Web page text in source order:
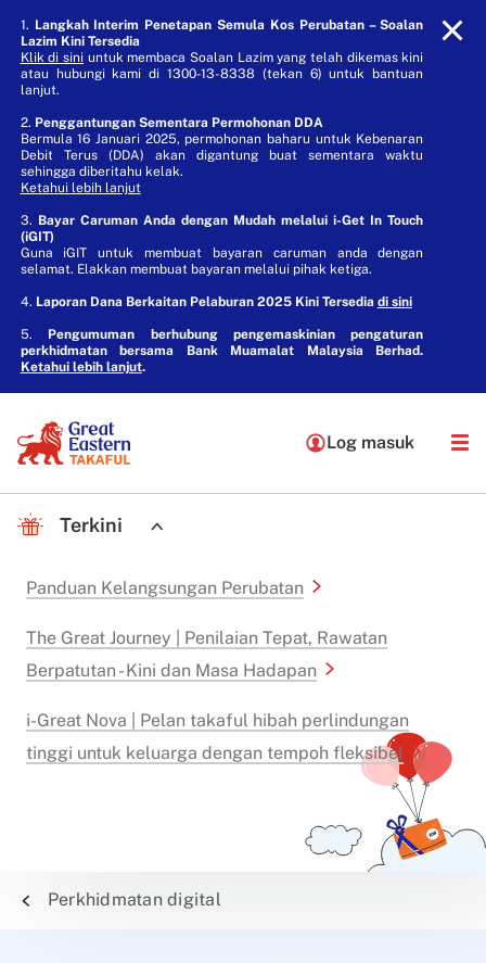
1. Langkah Interim Penetapan Semula Kos Perubatan – Soalan
Lazim Kini Tersedia
Klik di sini untuk membaca Soalan Lazim yang telah dikemas kini
atau hubungi kami di 1300-13-8338 (tekan 6) untuk bantuan
lanjut.
2. Penggantungan Sementara Permohonan DDA
Bermula 16 Januari 2025, permohonan baharu untuk Kebenaran
Debit Terus (DDA) akan digantung buat sementara waktu
sehingga diberitahu kelak.
Ketahui lebih lanjut
3. Bayar Caruman Anda dengan Mudah melalui i-Get In Touch
(iGIT)
Guna iGIT untuk membuat bayaran caruman anda dengan
selamat. Elakkan membuat bayaran melalui pihak ketiga.
4. Laporan Dana Berkaitan Pelaburan 2025 Kini Tersedia di sini
5. Pengumuman berhubung pengemaskinian pengaturan
perkhidmatan bersama Bank Muamalat Malaysia Berhad.
Ketahui lebih lanjut.
Log masuk
Terkini
Panduan Kelangsungan Perubatan
The Great Journey | Penilaian Tepat, Rawatan
Berpatutan - Kini dan Masa Hadapan
i-Great Nova | Pelan takaful hibah perlindungan
tinggi untuk keluarga dengan tempoh fleksibel
Perkhidmatan digital